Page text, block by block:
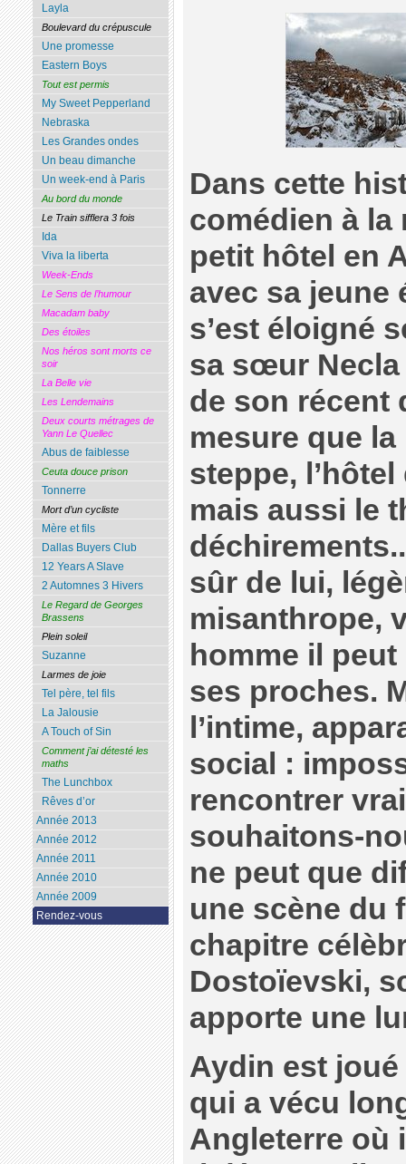
Dans cette
comédien à la
petit hôtel en
avec sa jeune
s’est éloigné
sa sœur
de son récent
mesure que
steppe,
mais aussi le
sûr de lui,
misanthrope,
homme il
ses proches.
l’intime,
social :
rencontrer
souhaitons-
ne peut que
une scène du
chapitre
Dostoïevski,
apporte une
Aydin est
qui a vécu
Angleterre où
Layla
Boulevard du crépuscule
Une promesse
Eastern Boys
Tout est permis
My Sweet Pepperland
Nebraska
Les Grandes ondes
Un beau dimanche
Un week-end à Paris
Au bord du monde
Le Train sifflera 3 fois
Ida
Viva la liberta
Week-Ends
Le Sens de l’humour
Macadam baby
Des étoiles
Nos héros sont morts ce
soir
La Belle vie
Les Lendemains
Deux courts métrages de
Yann Le Quellec
Abus de faiblesse
Ceuta douce prison
Tonnerre
Mort d’un cycliste
Mère et fils
Dallas Buyers Club
12 Years A Slave
2 Automnes 3 Hivers
Le Regard de Georges
Brassens
Plein soleil
Suzanne
Larmes de joie
Tel père, tel fils
La Jalousie
A Touch of Sin
Comment j’ai détesté les
maths
The Lunchbox
Rêves d’or
Année 2013
Année 2012
Année 2011
Année 2010
Année 2009
Rendez-vous